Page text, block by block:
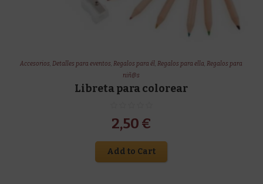
Accesorios,Detalles para eventos,Regalos para él,Regalos para ella,Regalos para
niñ@s
Libreta para colorear
2,50 €
Add to Cart